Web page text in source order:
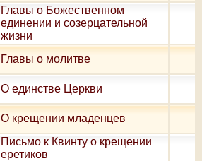
Главы о Божественном
единении и созерцательной
жизни
Главы о молитве
О единстве Церкви
О крещении младенцев
Письмо к Квинту о крещении
еретиков